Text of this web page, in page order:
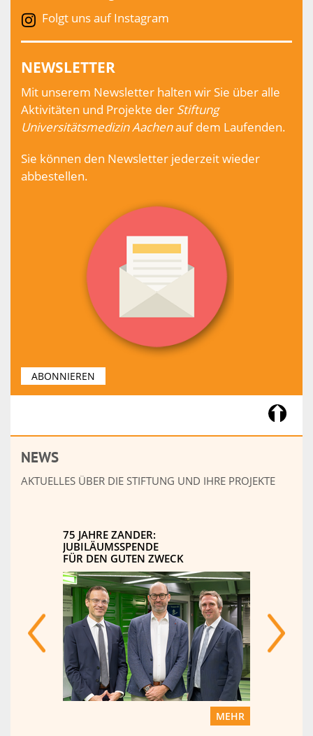
Folgt uns auf Instagram
NEWSLETTER
Mit unserem Newsletter halten wir Sie über alle
Aktivitäten und Projekte der Stiftung
Universitätsmedizin Aachenauf dem Laufenden.
Sie können den Newsletter jederzeit wieder
abbestellen.
ABONNIEREN
NEWS
AKTUELLES ÜBER DIE STIFTUNG UND IHRE PROJEKTE
75 JAHRE ZANDER:
JUBILÄUMSSPENDE
FÜR DEN GUTEN ZWECK
MEHR